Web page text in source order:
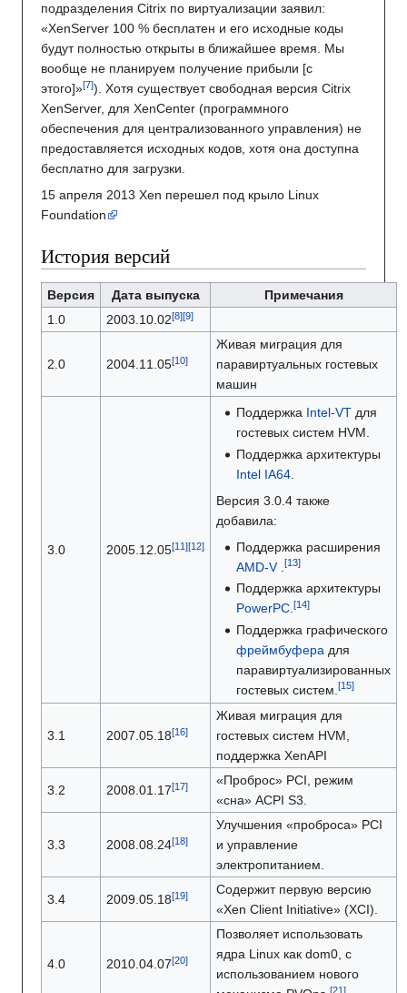
подразделения Citrix по виртуализации заявил:
«XenServer 100 % бесплатен и его исходные коды
будут полностью открыты в ближайшее время. Мы
вообще не планируем получение прибыли [с
этого]»
). Хотя существует свободная версия Citrix
XenServer, для XenCenter (программного
обеспечения для централизованного управления) не
предоставляется исходных кодов, хотя она доступна
бесплатно для загрузки.
15 апреля 2013 Xen перешел под крыло Linux
Foundation
История версий
Версия Дата выпуска
Примечания
1.0
2003.10.02
2.0 2004.11.05
Живая миграция для
паравиртуальных гостевых
машин
3.0 2005.12.05
Поддержка Intel-VTдля
гостевых систем HVM.
Поддержка архитектуры
Intel IA64.
Версия 3.0.4 также
добавила:
Поддержка расширения
AMD-V.
Поддержка архитектуры
PowerPC.
Поддержка графического
фреймбуфера для
паравиртуализированных
гостевых систем.
3.1 2007.05.18
Живая миграция для
гостевых систем HVM,
поддержка XenAPI
3.2 2008.01.17
«Проброс» PCI, режим
«сна» ACPI S3.
3.3 2008.08.24
Улучшения «проброса» PCI
и управление
электропитанием.
3.4 2009.05.18
Содержит первую версию
«Xen Client Initiative» (XCI).
4.0 2010.04.07
Позволяет использовать
ядра Linux как dom0, с
использованием нового